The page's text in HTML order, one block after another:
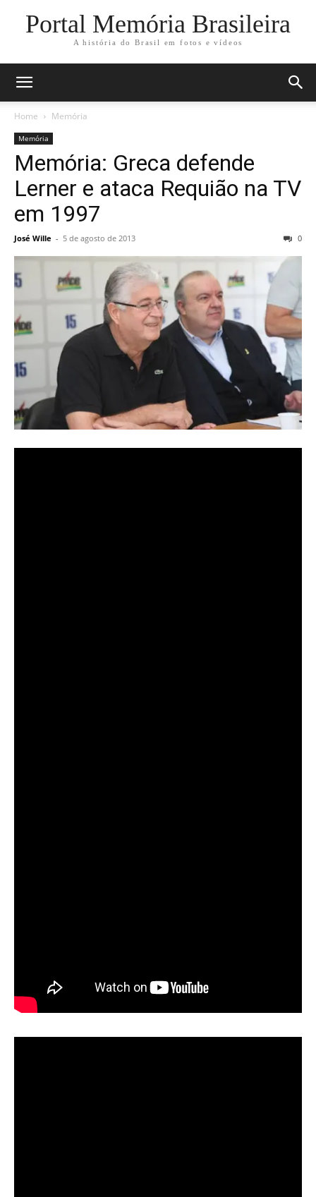
Portal Memória Brasileira
A história do Brasil em fotos e vídeos
Home Memória
Memória
Memória: Greca defende
Lerner e ataca Requião na TV
em 1997
José Wille - 5 de agosto de 2013 0